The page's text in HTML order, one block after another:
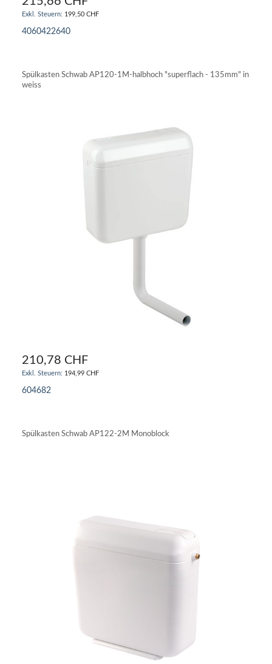
199,50 CHF
4060422640
Spülkasten Schwab AP120-1M-halbhoch "superflach - 135mm" in
weiss
210,78 CHF
194,99 CHF
604682
Spülkasten Schwab AP122-2M Monoblock